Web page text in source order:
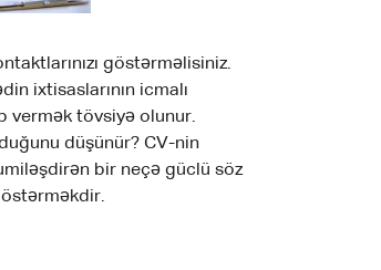
göstərməlisiniz.
ixtisaslarının icmalı
vermək tövsiyə olunur.
düşünür? CV-nin
bir neçə güclü söz